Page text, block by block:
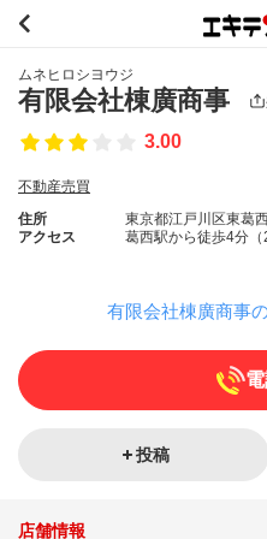
ムネヒロシヨウジ
有限会社棟廣商事
3.00
不動産売買
住所
東京都江戸川区東葛
アクセス
葛西駅から徒歩4分（
有限会社棟廣商事
投稿
店舗情報